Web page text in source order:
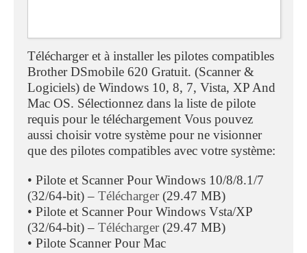
Télécharger et à installer les pilotes compatibles
Brother DSmobile 620 Gratuit. (Scanner &
Logiciels) de Windows 10, 8, 7, Vista, XP And
Mac OS. Sélectionnez dans la liste de pilote
requis pour le téléchargement Vous pouvez
aussi choisir votre système pour ne visionner
que des pilotes compatibles avec votre système:
• Pilote et Scanner Pour Windows 10/8/8.1/7
(32/64-bit) – Télécharger(29.47 MB)
• Pilote et Scanner Pour Windows Vsta/XP
(32/64-bit) – Télécharger(29.47 MB)
• Pilote Scanner Pour Mac